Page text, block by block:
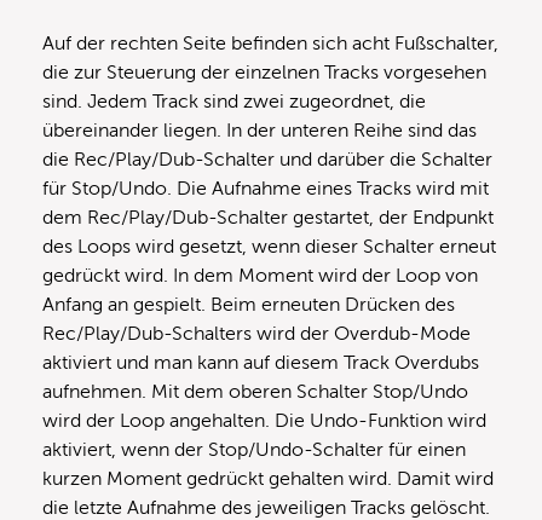
Auf der rechten Seite befinden sich acht Fußschalter,
die zur Steuerung der einzelnen Tracks vorgesehen
sind. Jedem Track sind zwei zugeordnet, die
übereinander liegen. In der unteren Reihe sind das
die Rec/Play/Dub-Schalter und darüber die Schalter
für Stop/Undo. Die Aufnahme eines Tracks wird mit
dem Rec/Play/Dub-Schalter gestartet, der Endpunkt
des Loops wird gesetzt, wenn dieser Schalter erneut
gedrückt wird. In dem Moment wird der Loop von
Anfang an gespielt. Beim erneuten Drücken des
Rec/Play/Dub-Schalters wird der Overdub-Mode
aktiviert und man kann auf diesem Track Overdubs
aufnehmen. Mit dem oberen Schalter Stop/Undo
wird der Loop angehalten. Die Undo-Funktion wird
aktiviert, wenn der Stop/Undo-Schalter für einen
kurzen Moment gedrückt gehalten wird. Damit wird
die letzte Aufnahme des jeweiligen Tracks gelöscht.